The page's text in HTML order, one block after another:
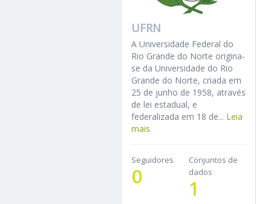
UFRN
A Universidade Federal do
Rio Grande do Norte origina-
se da Universidade do Rio
Grande do Norte, criada em
25 de junho de 1958, através
de lei estadual, e
federalizada em 18 de... Leia
mais
Seguidores
0
Conjuntos de
dados
1